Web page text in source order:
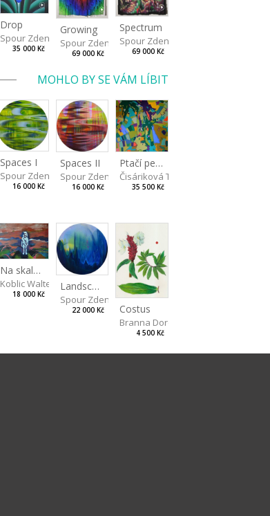
Drop
Spour Zdeněk
35 000 Kč
Growing
Spour Zdeněk
69 000 Kč
Spectrum
Spour Zdeněk
69 000 Kč
MOHLO BY SE VÁM LÍBIT
Spaces I
Spour Zdeněk
16 000 Kč
Spaces II
Spour Zdeněk
16 000 Kč
Ptačí perspektiva
Čisáriková Táňa
35 500 Kč
Na skalách
Koblic Walterová Martina
18 000 Kč
Landscape II
Spour Zdeněk
22 000 Kč Costus
Branna Dorota
4 500 Kč